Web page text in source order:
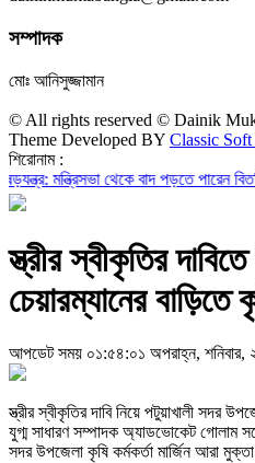
সম্পাদক
মোঃ আনিসুজ্জামান
© All rights reserved © Dainik
Theme Developed BY Classic
শিরোনাম :
মন্ত্রিসভা থেকে বাদ পড়তে পারেন
স্ত্রীর স্বীকৃতির
চেয়ারম্যানের বাড়িতে
আপডেট সময় ০১:৫৪:০১ অপরাহ্ন, শনিবার,
স্ত্রীর স্বীকৃতির দাবি নিয়ে পটুয়াখালী সদর
যুগ্ম সাধারণ সম্পাদক অ্যাডভোকেট গোলাম
সদর উপজেলা কৃষি কর্মকর্তা মার্জিন আরা